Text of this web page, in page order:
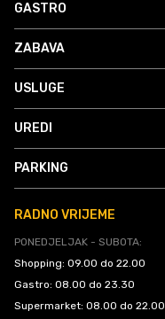
GASTRO
ZABAVA
USLUGE
UREDI
PARKING
RADNO VRIJEME
PONEDJELJAK - SUBOTA:
Shopping: 09.00 do 22.00
Gastro: 08.00 do 23.30
Supermarket: 08.00 do 22.00